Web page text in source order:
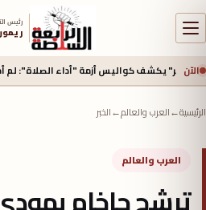
رئيس
الآنكواليس أزمة "أداء الصلاة": لم أمنع
الرئيسية←العرب والعالم←الخبر
العرب والعالم